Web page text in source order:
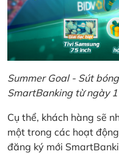
Summer Goal - Sút
SmartBanking từ ngày
Cụ thể, khách hàng sẽ
một trong các hoạt
đăng ký mới